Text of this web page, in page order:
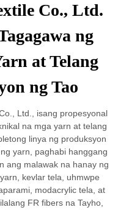
Co., Ltd.
ng
at Telang
ng Tao
Ltd., isang propesyonal
na mga yarn at telang
linya ng produksyon
yarn, paghabi hanggang
ang malawak na hanay ng
kevlar tela, uhmwpe
modacrylic tela, at
FR fibers na Tayho,